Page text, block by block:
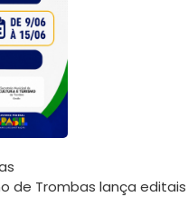
de Trombas lança